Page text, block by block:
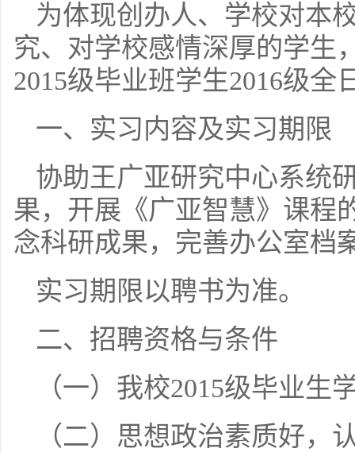
为体现创办人、学校对本
究、对学校感情深厚的学生
2015级毕业班学生2016级
一、实习内容及实习期限
协助王广亚研究中心系统
果，开展《广亚智慧》课程
念科研成果，完善办公室档
实习期限以聘书为准。
二、招聘资格与条件
（一）我校2015级毕业生
（二）思想政治素质好，